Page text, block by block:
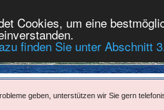
Cookies, um eine
finden Sie unter Abschnitt
geben, unterstützen wir Sie gern